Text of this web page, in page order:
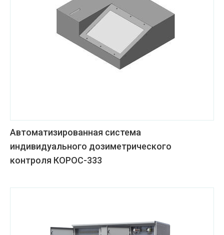
Автоматизированная система
индивидуального дозиметрического
контроля КОРОС-333